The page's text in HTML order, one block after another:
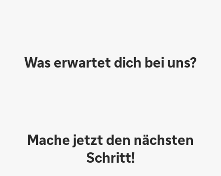
Was erwartet dich bei uns?
Mache jetzt den nächsten
Schritt!